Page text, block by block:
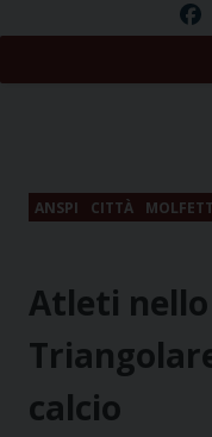
ANSPI CITTÀ
Atleti
calcio